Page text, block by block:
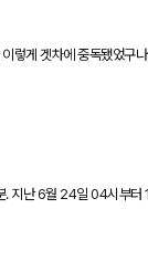
렇게 겟차에 중독됐었구
. 지난 6월 24일 04시부